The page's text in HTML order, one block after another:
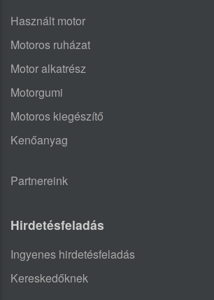
Használt motor
Motoros ruházat
Motor alkatrész
Motorgumi
Motoros kiegészítő
Kenőanyag
Partnereink
Hirdetésfeladás
Ingyenes hirdetésfeladás
Kereskedőknek